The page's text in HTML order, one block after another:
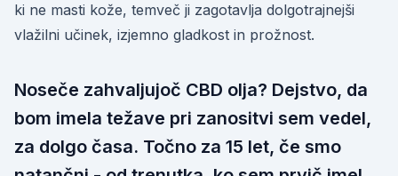
ki ne masti kože, temveč ji zagotavlja dolgotrajnejši
vlažilni učinek, izjemno gladkost in prožnost.
Noseče zahvaljujoč CBD olja? Dejstvo, da
bom imela težave pri zanositvi sem vedel,
za dolgo časa. Točno za 15 let, če smo